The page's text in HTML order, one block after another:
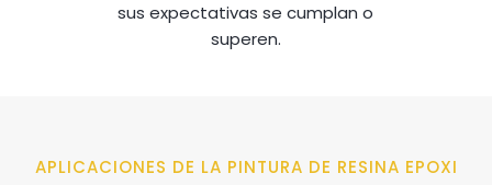
sus expectativas se cumplan o
superen.
APLICACIONES DE LA PINTURA DE RESINA EPOXI